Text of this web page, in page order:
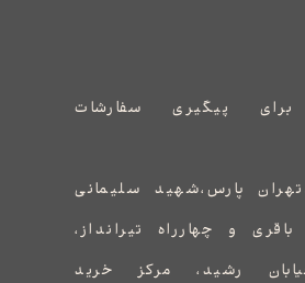
پیگیری سفارشات
پارس،شهید سلیمانی
و چهارراه تیرانداز،
رشید، مرکز خرید